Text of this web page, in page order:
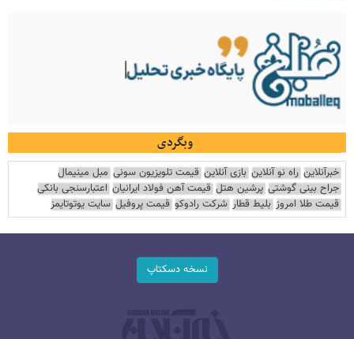
وبگردی
خبرآنلاین راه نو آنلاین بازی آنلاین قیمت تلویزیون سونی مبل مینیمال
جراح بینی گوشتی پرشین هتل قیمت آهن فولاد ایرانیان اعتبارسنجی بانکی
قیمت طلا امروز بلیط قطار شرکت رادوکو قیمت پروفیل سایت یوتوتایمز
نسخه دسکتاپ